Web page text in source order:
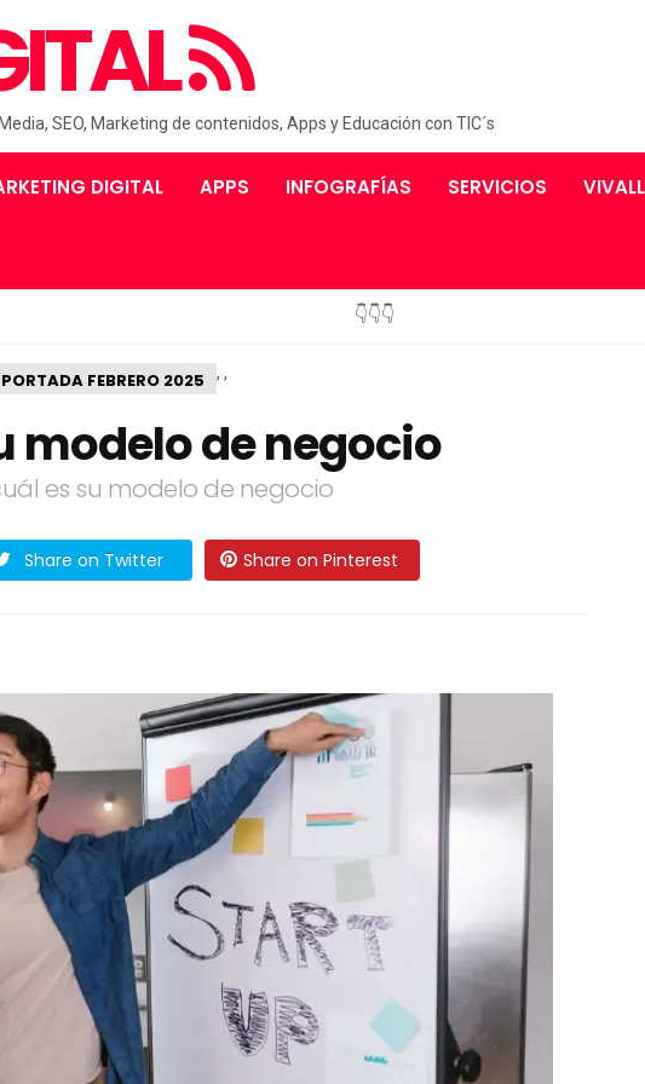
SEO, Marketing de contenidos, Apps y Educación con TIC´s
DIGITAL APPS INFOGRAFÍAS SERVICIOS
👇👇👇
, ,
PORTADA FEBRERO 2025
modelo de negocio
es su modelo de negocio
Share on Twitter Share on Pinterest